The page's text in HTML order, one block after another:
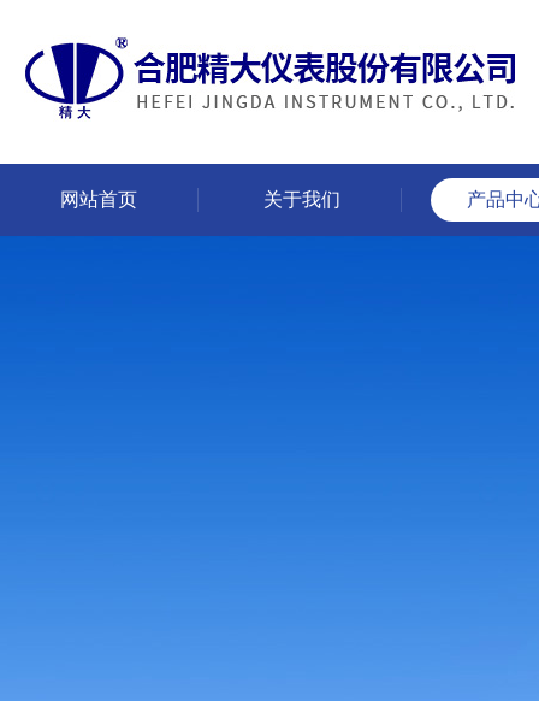
网站首页 关于我们 产品中